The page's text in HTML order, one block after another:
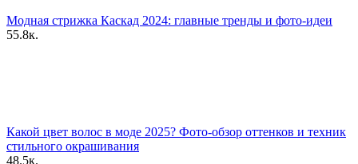
Модная стрижка Каскад 2024: главные тренды и фото-идеи
55.8к.
Какой цвет волос в моде 2025? Фото-обзор оттенков и техник
стильного окрашивания
48.5к.